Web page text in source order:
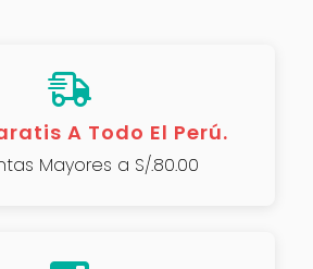
A Todo El Perú.
Mayores a S/.80.00